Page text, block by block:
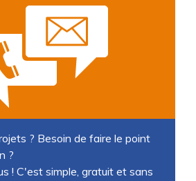
? Besoin de faire le point
?
! C'est simple, gratuit et sans